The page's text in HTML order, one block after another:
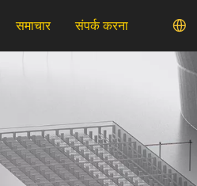
समाचार संपर्क करना